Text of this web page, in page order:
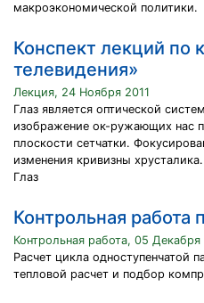
макроэкономической политики.
Конспект лекций по
телевидения»
Лекция, 24 Ноября 2011
Глаз является оптической
изображение ок-ружающих нас
плоскости сетчатки.
изменения кривизны хрусталика.
Глаз
Контрольная работа
Контрольная работа, 05 Декабря
Расчет цикла одноступенчатой
тепловой расчет и подбор